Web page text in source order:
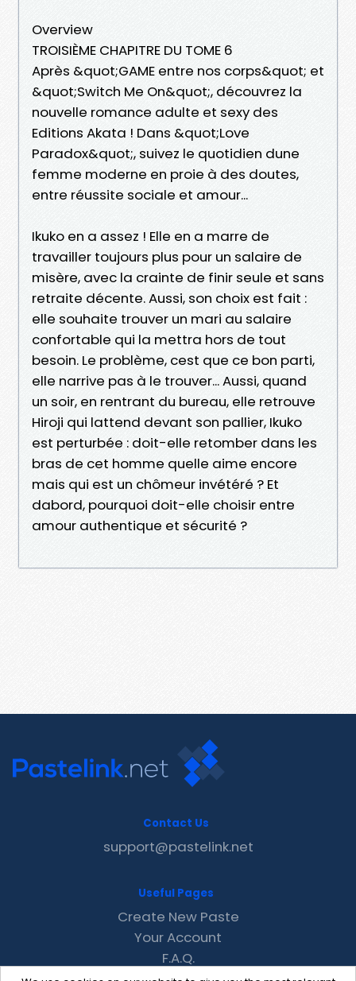
Overview
TROISIÈME CHAPITRE DU TOME 6
Après &quot;GAME entre nos corps&quot; et
&quot;Switch Me On&quot;, découvrez la
nouvelle romance adulte et sexy des
Editions Akata ! Dans &quot;Love
Paradox&quot;, suivez le quotidien dune
femme moderne en proie à des doutes,
entre réussite sociale et amour...
Ikuko en a assez ! Elle en a marre de
travailler toujours plus pour un salaire de
misère, avec la crainte de finir seule et sans
retraite décente. Aussi, son choix est fait :
elle souhaite trouver un mari au salaire
confortable qui la mettra hors de tout
besoin. Le problème, cest que ce bon parti,
elle narrive pas à le trouver... Aussi, quand
un soir, en rentrant du bureau, elle retrouve
Hiroji qui lattend devant son pallier, Ikuko
est perturbée : doit-elle retomber dans les
bras de cet homme quelle aime encore
mais qui est un chômeur invétéré ? Et
dabord, pourquoi doit-elle choisir entre
amour authentique et sécurité ?
Contact Us
support@pastelink.net
Useful Pages
Create New Paste
Your Account
F.A.Q.